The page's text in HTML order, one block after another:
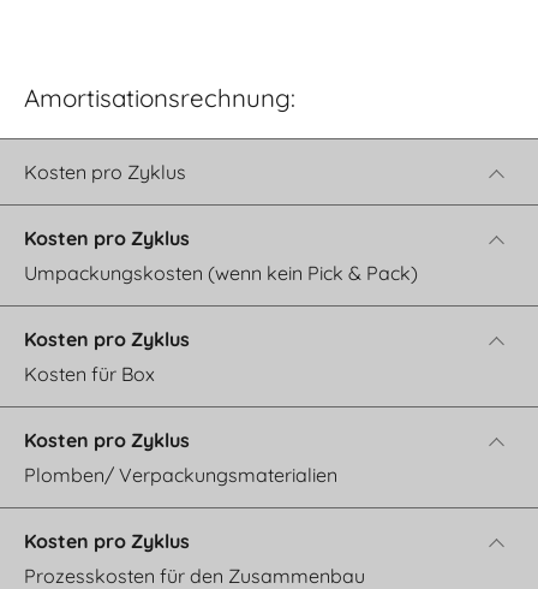
Amortisationsrechnung:
Kosten pro Zyklus
Umpackungskosten (wenn kein Pick & Pack)
Kosten für Box
Plomben/ Verpackungsmaterialien
Prozesskosten für den Zusammenbau